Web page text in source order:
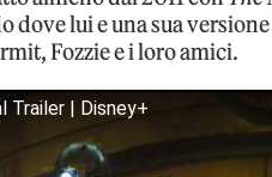
dove lui e una sua
Fozzie e i loro amici.
Trailer | Disney+